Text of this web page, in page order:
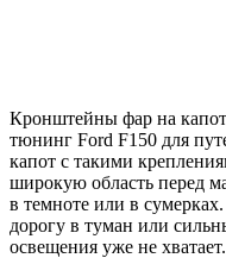
Кронштейны фар на
тюнинг Ford F150 для
капот с такими
широкую область перед
в темноте или в
дорогу в туман или
освещения уже не хватает.